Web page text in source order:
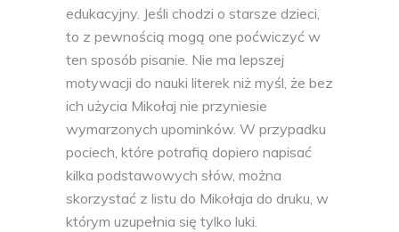
edukacyjny. Jeśli chodzi o starsze dzieci,
to z pewnością mogą one poćwiczyć w
ten sposób pisanie. Nie ma lepszej
motywacji do nauki literek niż myśl, że bez
ich użycia Mikołaj nie przyniesie
wymarzonych upominków. W przypadku
pociech, które potrafią dopiero napisać
kilka podstawowych słów, można
skorzystać z listu do Mikołaja do druku, w
którym uzupełnia się tylko luki.